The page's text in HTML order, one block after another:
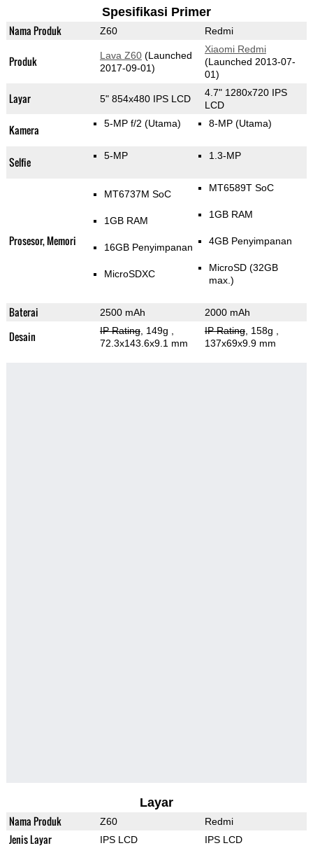
Spesifikasi Primer
Nama Produk Z60 Redmi
Produk Lava Z60(Launched
2017-09-01)
Xiaomi Redmi
(Launched 2013-07-
01)
Layar 5" 854x480 IPS LCD
4.7" 1280x720 IPS
LCD
Kamera 5-MP f/2 (Utama) 8-MP (Utama)
Selfie 5-MP 1.3-MP
Prosesor, Memori
MT6737M SoC
1GB RAM
16GB Penyimpanan
MicroSDXC
MT6589T SoC
1GB RAM
4GB Penyimpanan
MicroSD (32GB
max.)
Baterai 2500 mAh 2000 mAh
Desain IP Rating, 149g
72.3x143.6x9.1 mm
IP Rating, 158g
137x69x9.9 mm
Layar
Nama Produk Z60 Redmi
Jenis Layar IPS LCD IPS LCD